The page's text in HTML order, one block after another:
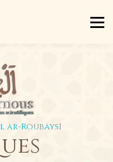
ar-Roubaysī